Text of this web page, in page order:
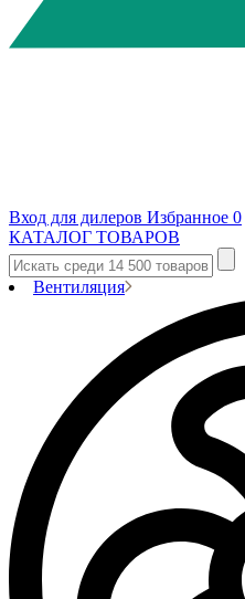
Вход для дилеров Избранное 0
КАТАЛОГ ТОВАРОВ
Вентиляция